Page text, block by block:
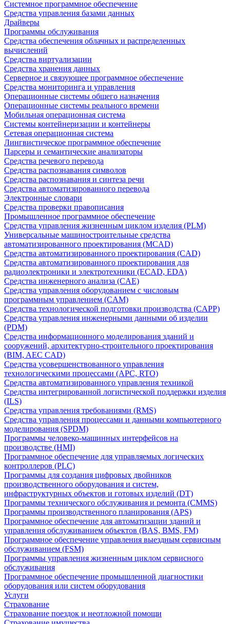
Системное программное обеспечение
Средства управления базами данных
Драйверы
Программы обслуживания
Средства обеспечения облачных и распределенных
вычислений
Средства виртуализации
Средства хранения данных
Серверное и связующее программное обеспечение
Средства мониторинга и управления
Операционные системы общего назначения
Операционные системы реального времени
Мобильная операционная система
Системы контейнеризации и контейнеры
Сетевая операционная система
Лингвистическое программное обеспечение
Парсеры и семантические анализаторы
Средства речевого перевода
Средства распознавания символов
Средства распознавания и синтеза речи
Средства автоматизированного перевода
Электронные словари
Средства проверки правописания
Промышленное программное обеспечение
Средства управления жизненным циклом изделия (PLM)
Универсальные машиностроительные средства
автоматизированного проектирования (MCAD)
Средства автоматизированного проектирования (CAD)
Средства автоматизированного проектирования для
радиоэлектроники и электротехники (ECAD, EDA)
Средства инженерного анализа (CAE)
Средства управления оборудованием с числовым
программным управлением (CAM)
Средства технологической подготовки производства (CAPP)
Средства управления инженерными данными об изделии
(PDM)
Средства информационного моделирования зданий и
сооружений, архитектурно-строительного проектирования
(BIM, AEC CAD)
Средства усовершенствованного управления
технологическими процессами (APC, RTO)
Средства автоматизированного управления техникой
Средства интегрированной логистической поддержки изделия
(ILS)
Средства управления требованиями (RMS)
Средства управления процессами и данными компьютерного
моделирования (SPDM)
Программы человеко-машинных интерфейсов на
производстве (HMI)
Программное обеспечение для управляемых логических
контроллеров (PLC)
Программы для создания цифровых двойников
производственного оборудования и систем,
инфраструктурных объектов и готовых изделий (DT)
Программы технического обслуживания и ремонта (CMMS)
Программы производственного планирования (APS)
Программное обеспечение для автоматизации зданий и
управления обслуживанием объектов (BAS, BMS, FM)
Программное обеспечение управления выездным сервисным
обслуживанием (FSM)
Программы управления жизненным циклом сервисного
обслуживания
Программное обеспечение промышленной диагностики
оборудования или систем оборудования
Услуги
Страхование
Страхование поездок и неотложной помощи